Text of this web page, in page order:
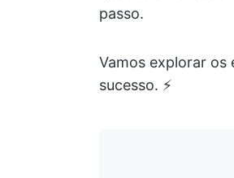
passo.
Vamos explorar os
sucesso. ⚡